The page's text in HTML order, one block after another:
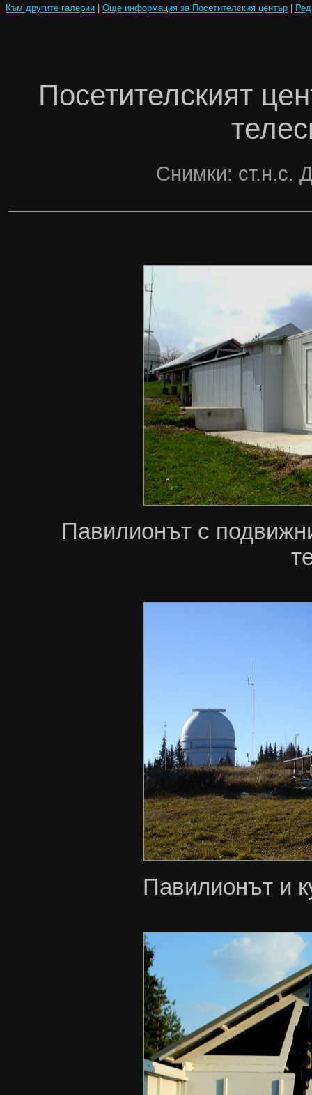
Към другите галерии Още информация за Посетителския център
Посетителският
Снимки: ст.н.с.
Павилионът с
Павилионът и